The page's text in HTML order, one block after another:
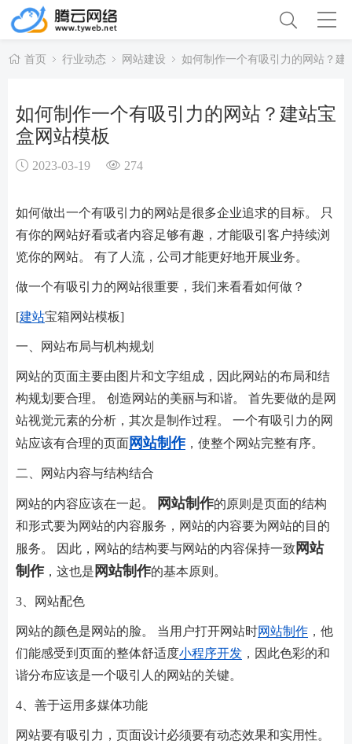
首页 行业动态 网站建设 如何制作一个有吸引力的网站？建
如何制作一个有吸引力的网站？建站宝
盒网站模板
2023-03-19 274
如何做出一个有吸引力的网站是很多企业追求的目标。 只
有你的网站好看或者内容足够有趣，才能吸引客户持续浏
览你的网站。 有了人流，公司才能更好地开展业务。
做一个有吸引力的网站很重要，我们来看看如何做？
[建站宝箱网站模板]
一、网站布局与机构规划
网站的页面主要由图片和文字组成，因此网站的布局和结
构规划要合理。 创造网站的美丽与和谐。 首先要做的是网
站视觉元素的分析，其次是制作过程。 一个有吸引力的网
站应该有合理的页面网站制作，使整个网站完整有序。
二、网站内容与结构结合
网站的内容应该在一起。 网站制作的原则是页面的结构
和形式要为网站的内容服务，网站的内容要为网站的目的
服务。 因此，网站的结构要与网站的内容保持一致网站
制作，这也是 网站制作的基本原则。
3、网站配色
网站的颜色是网站的脸。 当用户打开网站时网站制作 ，他
们能感受到页面的整体舒适度小程序开发 ，因此色彩的和
谐分布应该是一个吸引人的网站的关键。
4、善于运用多媒体功能
网站要有吸引力，页面设计必须要有动态效果和实用性。